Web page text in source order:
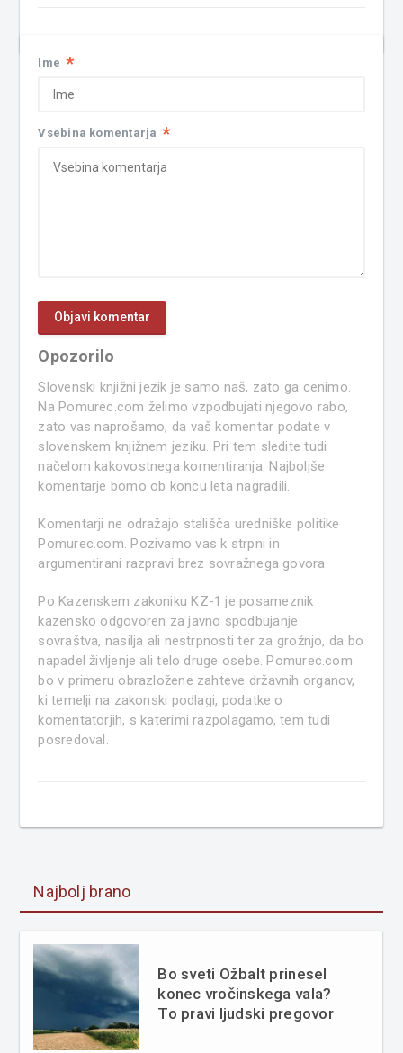
Ime *
Vsebina komentarja *
Opozorilo
Slovenski knjižni jezik je samo naš, zato ga cenimo.
Na Pomurec.com želimo vzpodbujati njegovo rabo,
zato vas naprošamo, da vaš komentar podate v
slovenskem knjižnem jeziku. Pri tem sledite tudi
načelom kakovostnega komentiranja. Najboljše
komentarje bomo ob koncu leta nagradili.
Komentarji ne odražajo stališča uredniške politike
Pomurec.com. Pozivamo vas k strpni in
argumentirani razpravi brez sovražnega govora.
Po Kazenskem zakoniku KZ-1 je posameznik
kazensko odgovoren za javno spodbujanje
sovraštva, nasilja ali nestrpnosti ter za grožnjo, da bo
napadel življenje ali telo druge osebe. Pomurec.com
bo v primeru obrazložene zahteve državnih organov,
ki temelji na zakonski podlagi, podatke o
komentatorjih, s katerimi razpolagamo, tem tudi
posredoval.
Najbolj brano
Bo sveti Ožbalt prinesel
konec vročinskega vala?
To pravi ljudski pregovor